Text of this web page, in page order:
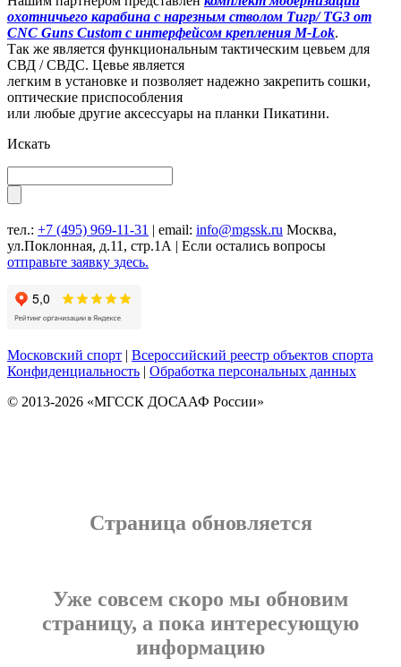
охотничьего карабина с нарезным стволом Тигр/ TG3 от
CNC Guns Custom с интерфейсом крепления M-Lok.
Так же является функциональным тактическим цевьем для
СВД / СВДС. Цевье является
легким в установке и позволяет надежно закрепить сошки,
оптические приспособления
или любые другие аксессуары на планки Пикатини.
Искать
тел.: +7 (495) 969-11-31 | email: info@mgssk.ru Москва,
ул.Поклонная, д.11, стр.1А | Если остались вопросы
отправьте заявку здесь.
Московский спорт | Всероссийский реестр объектов спорта
Конфиденциальность | Обработка персональных данных
© 2013-2026 «МГССК ДОСААФ России»
Страница обновляется
Уже совсем скоро мы обновим
страницу, а пока интересующую
информацию